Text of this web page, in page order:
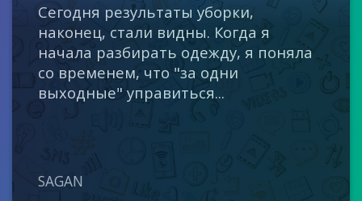
Сегодня результаты уборки,
наконец, стали видны. Когда я
начала разбирать одежду, я поняла
со временем, что "за одни
выходные" управиться...
SAGAN